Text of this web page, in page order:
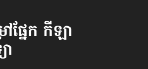
នែក កីឡា
ា